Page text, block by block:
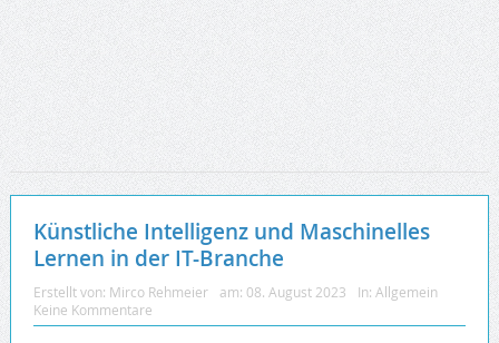
Künstliche Intelligenz und Maschinelles
Lernen in der IT-Branche
Erstellt von: Mirco Rehmeier am: 08. August 2023 In: Allgemein
Keine Kommentare